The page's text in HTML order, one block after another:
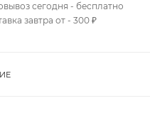
сегодня - бесплатно
завтра от - 300 ₽